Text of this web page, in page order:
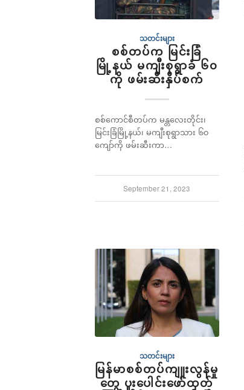
သတင်းများ
စစ်တပ်က မြင်းခြံ
မြို့နယ် မကျီးစုရွာခံ ၆၀
ကို ဖမ်းဆီးနှိပ်စက်
စစ်ကောင်စီတပ်က မန္တလေးတိုင်း၊
မြင်းခြံမြို့နယ်၊ မကျီးစုရွာသား ၆၀
ကျော်ကို ဖမ်းဆီးကာ…
September 21, 2023
သတင်းများ
မြန်မာစစ်တပ်ကျူးလွန်မှု
တွေ ပူးပေါင်းဖော်ထုတ်